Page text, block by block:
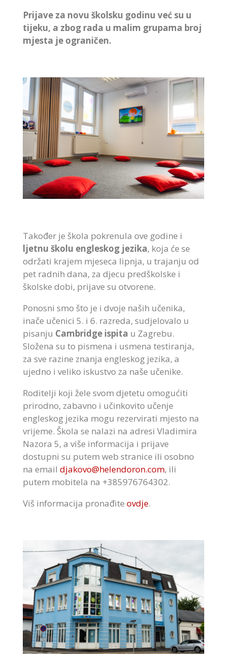
Prijave za novu školsku godinu već su u
tijeku, a zbog rada u malim grupama broj
mjesta je ograničen.
Također je škola pokrenula ove godine i
ljetnu školu engleskog jezika, koja će se
održati krajem mjeseca lipnja, u trajanju od
pet radnih dana, za djecu predškolske i
školske dobi, prijave su otvorene.
Ponosni smo što je i dvoje naših učenika,
inače učenici 5. i 6. razreda, sudjelovalo u
pisanju Cambridge ispita u Zagrebu.
Složena su to pismena i usmena testiranja,
za sve razine znanja engleskog jezika, a
ujedno i veliko iskustvo za naše učenike.
Roditelji koji žele svom djetetu omogućiti
prirodno, zabavno i učinkovito učenje
engleskog jezika mogu rezervirati mjesto na
vrijeme. Škola se nalazi na adresi Vladimira
Nazora 5, a više informacija i prijave
dostupni su putem web stranice ili osobno
na email djakovo@helendoron.com, ili
putem mobitela na +385976764302.
Viš informacija pronađite ovdje.